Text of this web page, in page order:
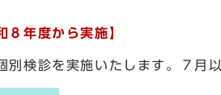
年度から実施】
個別検診を実施いたします